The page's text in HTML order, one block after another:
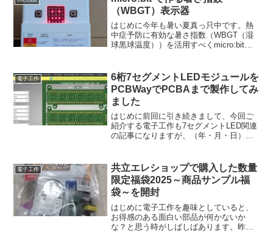
げて...
（WBGT）表示器
はじめに今年も暑い夏真っ只中です。熱
中症予防に有効な暑さ指数（WBGT（湿
球黒球温度））を活用すべくmicro:bitを
Wet Bulb Globe Temperat...
電子工作
6桁7セグメントLEDモジュールを
PCBWayでPCBAまで製作してみ
ました
はじめに前回に引き続きまして、今回ご
紹介する電子工作も7セグメントLED関連
の記事になりますが、（年・月・日）の
LEDモジュールを作成してみました。数
字表示がメインであ...
電子工作
共立エレショップで購入した数量
限定福袋2025～商品サンプル福
袋～を開封
はじめに電子工作を趣味としていると、
お得感のある面白い部品が何かないか
な？と思う時がしばしばあります。昨年